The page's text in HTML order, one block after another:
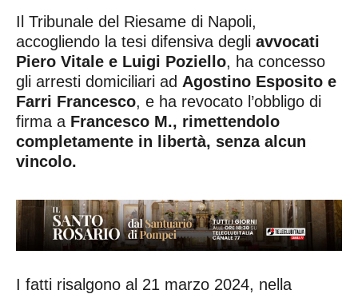
Il Tribunale del Riesame di Napoli,
accogliendo la tesi difensiva degli avvocati
Piero Vitale e Luigi Poziello, ha concesso
gli arresti domiciliari ad Agostino Esposito e
Farri Francesco, e ha revocato l’obbligo di
firma a Francesco M., rimettendolo
completamente in libertà, senza alcun
vincolo.
I fatti risalgono al 21 marzo 2024, nella